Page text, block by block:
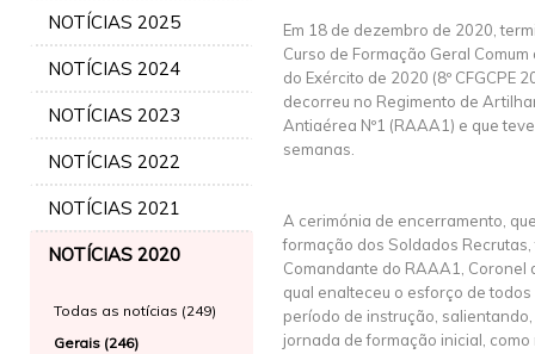
NOTÍCIAS 2025
NOTÍCIAS 2024
NOTÍCIAS 2023
NOTÍCIAS 2022
NOTÍCIAS 2021
NOTÍCIAS 2020
Todas as notícias (249)
Gerais (246)
Em 18 de dezembro de 2020,
Curso de Formação Geral
do Exército de 2020 (8º CFGCPE
decorreu no Regimento de
Antiaérea Nº1 (RAAA1) e que
semanas.
A cerimónia de encerramento,
formação dos Soldados
Comandante do RAAA1,
qual enalteceu o esforço de
período de instrução,
jornada de formação inicial,